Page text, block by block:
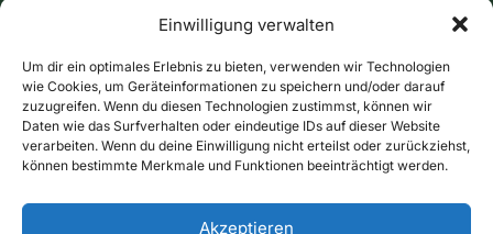
Einwilligung verwalten
Um dir ein optimales Erlebnis zu bieten, verwenden wir Technologien
wie Cookies, um Geräteinformationen zu speichern und/oder darauf
zuzugreifen. Wenn du diesen Technologien zustimmst, können wir
Daten wie das Surfverhalten oder eindeutige IDs auf dieser Website
verarbeiten. Wenn du deine Einwilligung nicht erteilst oder zurückziehst,
können bestimmte Merkmale und Funktionen beeinträchtigt werden.
Akzeptieren
Formulaire de contact
Heures d'ouverture
Accès & carte
Bulletin d'information
Bons d'achat
Appelez-nous